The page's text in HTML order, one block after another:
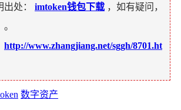
处： imtoken钱包下载 ，如有疑问，
。
http://www.zhangjiang.net/sggh/8701.ht
数字资产